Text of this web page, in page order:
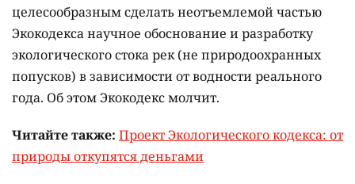
целесообразным сделать неотъемлемой частью
Экокодекса научное обоснование и разработку
экологического стока рек (не природоохранных
попусков) в зависимости от водности реального
года. Об этом Экокодекс молчит.
Читайте также: Проект Экологического кодекса: от
природы откупятся деньгами